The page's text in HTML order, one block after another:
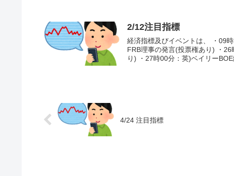
2/12注目指標
経済指標及びイベントは、 ・09
FRB理事の発言(投票権あり) ・
り) ・27時00分：英)ベイリー
4/24 注目指標